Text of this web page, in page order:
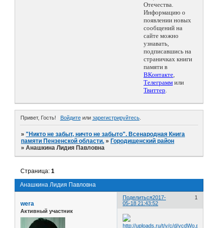
Отечества.
Информацию о
появлении новых
сообщений на
сайте можно
узнавать,
подписавшись на
страничках книги
памяти в
ВКонтакте,
Телеграмм или
Твиттер.
Привет, Гость! Войдитеили зарегистрируйтесь.
»"Никто не забыт, ничто не забыто". Всенародная Книга
памяти Пензенской области. » Городищенский район
»Анашкина Лидия Павловна
Анашкина Лидия Павловна
Страница:1
Поделиться 1
2017-
05-18 21:43:52
wera
Активный участник